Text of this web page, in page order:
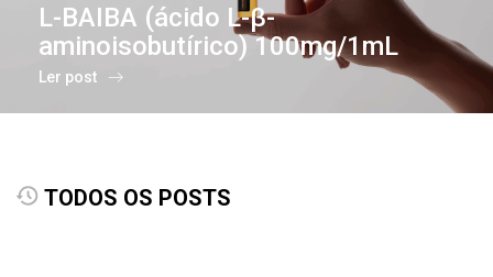
L-BAIBA (ácido L-β-
aminoisobutírico) 100mg/1mL
Ler post
TODOS OS POSTS